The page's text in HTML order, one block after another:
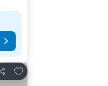
Κοινοποίηση
Προσθήκη στα αγαπημένα